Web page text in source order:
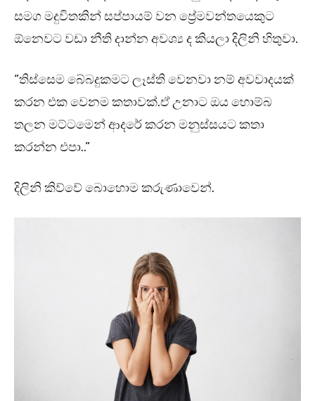
සමග මදුවිතකින් සප්පායම් වන ප්‍රේමවන්තයෙකුට
ඕනෙවට වඩා නීති දාන්න අවශ්‍ය ද කියලා දිලිනි හිතුවා.
“තිස්සෙම බේබදුකමට ලෑස්ති වෙනවා නම් අවවාදයක්
කරන එක වෙනම කතාවක්.ඒ උනාට ඔය හොම්බ
තලන මට්ටමෙන් ආදරේ කරන මනුස්සයට කතා
කරන්න එපා..”
දිලිනි කිව්වේ බොහොම කරුණාවෙන්.